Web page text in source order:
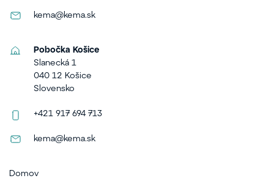
kema@kema.sk
Pobočka Košice
Slanecká 1
040 12 Košice
Slovensko
+421 917 694 713
kema@kema.sk
Domov